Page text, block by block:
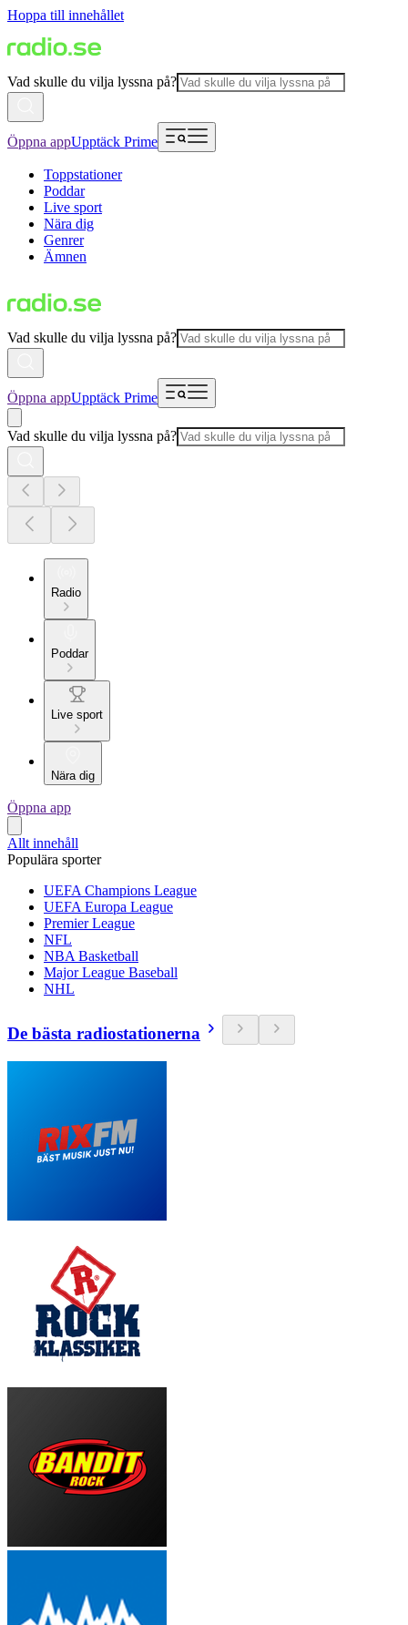
Hoppa till innehållet
Vad skulle du vilja lyssna på?
Öppna appUpptäck Prime
Toppstationer
Poddar
Live sport
Nära dig
Genrer
Ämnen
Vad skulle du vilja lyssna på?
Öppna appUpptäck Prime
Vad skulle du vilja lyssna på?
Radio
Poddar
Live sport
Nära dig
Öppna app
Allt innehåll
Populära sporter
UEFA Champions League
UEFA Europa League
Premier League
NFL
NBA Basketball
Major League Baseball
NHL
De bästa radiostationerna